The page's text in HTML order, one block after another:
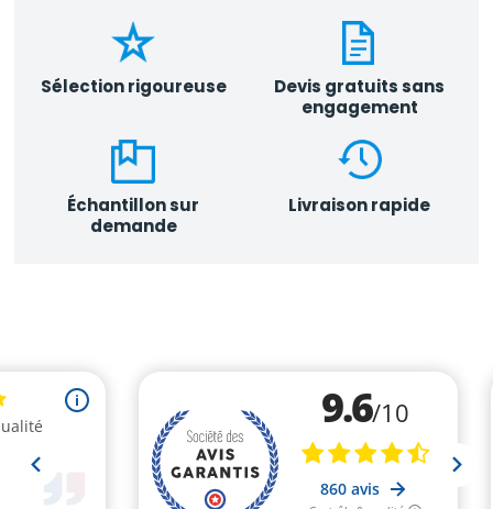
Sélection rigoureuse
Devis gratuits sans
engagement
Échantillon sur
demande
Livraison rapide